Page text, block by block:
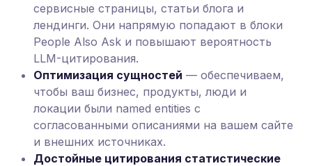
сервисные страницы, статьи блога и
лендинги. Они напрямую попадают в блоки
People Also Ask и повышают вероятность
LLM-цитирования.
Оптимизация сущностей — обеспечиваем,
чтобы ваш бизнес, продукты, люди и
локации были named entities с
согласованными описаниями на вашем сайте
и внешних источниках.
Достойные цитирования статистические